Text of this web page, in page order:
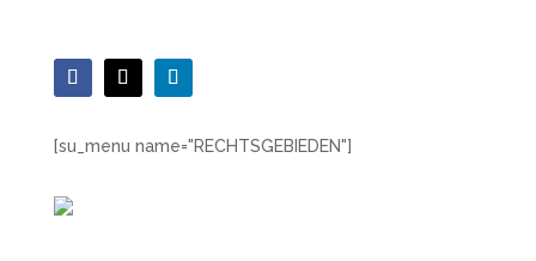
[su_menu name="RECHTSGEBIEDEN"]